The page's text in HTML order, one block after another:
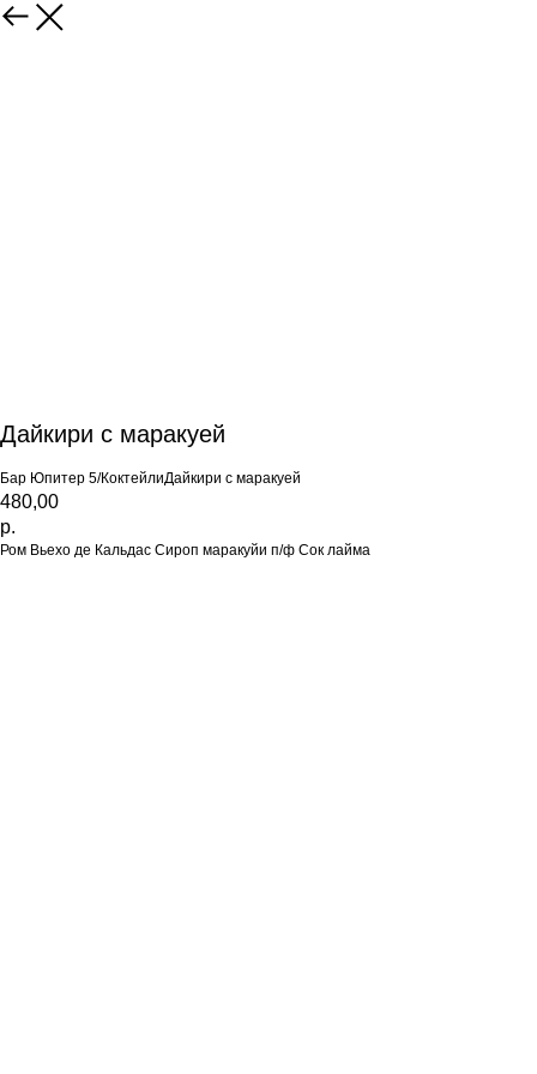
Дайкири с маракуей
Бар Юпитер 5/КоктейлиДайкири с маракуей
480,00
р.
Ром Вьехо де Кальдас Сироп маракуйи п/ф Сок лайма